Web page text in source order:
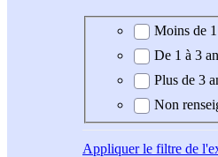
Expérience demandée
Moins de
De 1 à 3
Plus de 3
Non
Appliquerle filtre de